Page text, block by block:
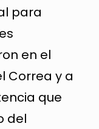
para
en el
Correa y a
que
del